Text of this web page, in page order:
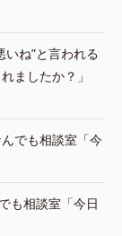
ね”と言われる
ましたか？」
でも相談室「今
も相談室「今日